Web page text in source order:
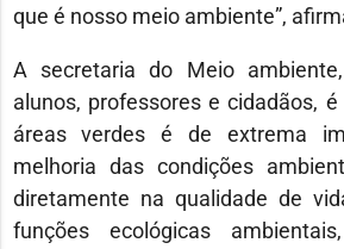
que é nosso meio ambiente”,
A secretaria do Meio
alunos, professores e cidadãos,
áreas verdes é de extrema
melhoria das condições
diretamente na qualidade de
funções ecológicas